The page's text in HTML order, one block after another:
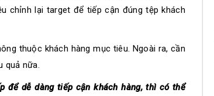
chỉnh lại target để tiếp cận đúng tệp khách
thuộc khách hàng mục tiêu. Ngoài ra, cần
quả nữa.
để dễ dàng tiếp cận khách hàng, thì có thể